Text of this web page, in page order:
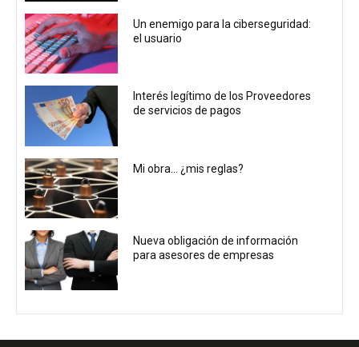
Un enemigo para la ciberseguridad:
el usuario
Interés legítimo de los Proveedores
de servicios de pagos
Mi obra… ¿mis reglas?
Nueva obligación de información
para asesores de empresas